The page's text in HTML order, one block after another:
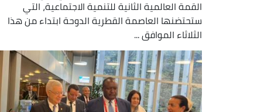
القمة العالمية الثانية للتنمية الاجتماعية، التي
ستحتضنها العاصمة القطرية الدوحة ابتداء من هذا
الثلاثاء الموافق ...